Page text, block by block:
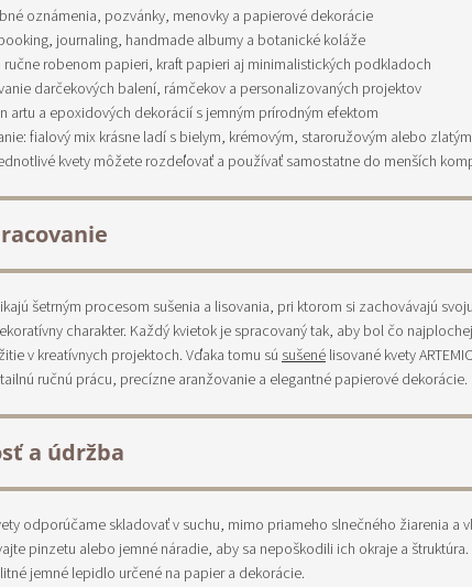
oznámenia, pozvánky, menovky a papierové dekorácie
journaling, handmade albumy a botanické koláže
ručne robenom papieri, kraft papieri aj minimalistických podkladoch
darčekových balení, rámčekov a personalizovaných projektov
artu a epoxidových dekorácií s jemným prírodným efektom
fialový mix krásne ladí s bielym, krémovým, staroružovým alebo
kvety môžete rozdeľovať a používať samostatne do menších
šetrným procesom sušenia a lisovania, pri ktorom si zachovávajú
charakter. Každý kvietok je spracovaný tak, aby bol čo
v kreatívnych projektoch. Vďaka tomu sú sušené lisované kvety
ručnú prácu, precízne aranžovanie a elegantné papierové dekorácie.
a údržba
odporúčame skladovať v suchu, mimo priameho slnečného žiarenia a
pinzetu alebo jemné náradie, aby sa nepoškodili ich okraje a
jemné lepidlo určené na papier a dekorácie.